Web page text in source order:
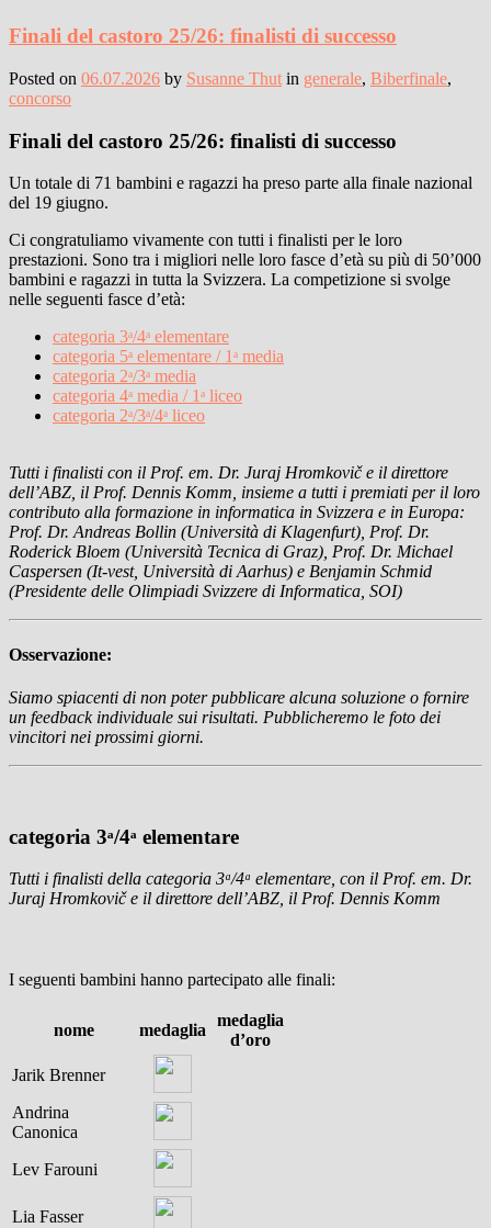
Finali del castoro 25/26: finalisti di successo
Posted on 06.07.2026 by Susanne Thut in generale, Biberfinale,
concorso
Finali del castoro 25/26: finalisti di successo
Un totale di 71 bambini e ragazzi ha preso parte alla finale nazional
del 19 giugno.
Ci congratuliamo vivamente con tutti i finalisti per le loro
prestazioni. Sono tra i migliori nelle loro fasce d’età su più di 50’000
bambini e ragazzi in tutta la Svizzera. La competizione si svolge
nelle seguenti fasce d’età:
categoria 3ᵃ/4ᵃ elementare
categoria 5ᵃ elementare / 1ᵃ media
categoria 2ᵃ/3ᵃ media
categoria 4ᵃ media / 1ᵃ liceo
categoria 2ᵃ/3ᵃ/4ᵃ liceo
Tutti i finalisti con il Prof. em. Dr. Juraj Hromkovič e il direttore
dell’ABZ, il Prof. Dennis Komm, insieme a tutti i premiati per il loro
contributo alla formazione in informatica in Svizzera e in Europa:
Prof. Dr. Andreas Bollin (Università di Klagenfurt), Prof. Dr.
Roderick Bloem (Università Tecnica di Graz), Prof. Dr. Michael
Caspersen (It-vest, Università di Aarhus) e Benjamin Schmid
(Presidente delle Olimpiadi Svizzere di Informatica, SOI)
Osservazione:
Siamo spiacenti di non poter pubblicare alcuna soluzione o fornire
un feedback individuale sui risultati. Pubblicheremo le foto dei
vincitori nei prossimi giorni.
categoria 3ᵃ/4ᵃ elementare
Tutti i finalisti della categoria 3ᵃ/4ᵃ elementare, con il Prof. em. Dr.
Juraj Hromkovič e il direttore dell’ABZ, il Prof. Dennis Komm
I seguenti bambini hanno partecipato alle finali:
nome medaglia
medaglia
d’oro
Jarik Brenner
Andrina
Canonica
Lev Farouni
Lia Fasser